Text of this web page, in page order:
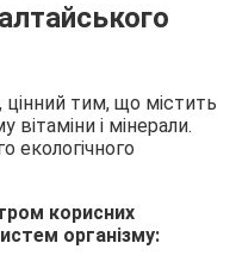
тим, що містить
вітаміни і мінерали.
екологічного
корисних
організму: